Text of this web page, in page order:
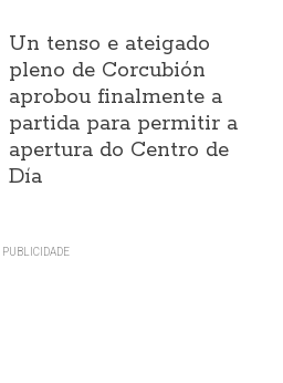
Un tenso e ateigado
pleno de Corcubión
aprobou finalmente a
partida para permitir a
apertura do Centro de
Día